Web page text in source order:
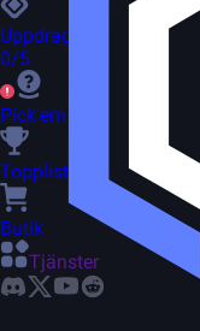
Uppdrag
0/5
Pick'em
Topplista
Butik
Tjänster